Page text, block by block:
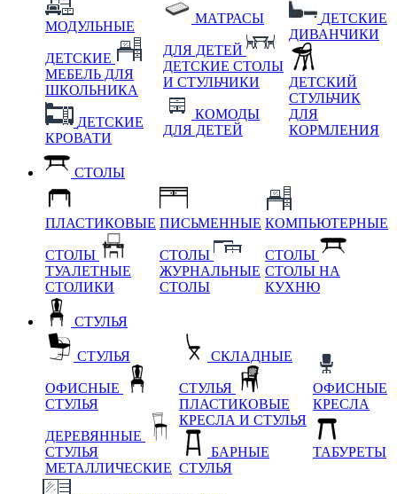
МОДУЛЬНЫЕ
ДЕТСКИЕ
МЕБЕЛЬ ДЛЯ
ШКОЛЬНИКА
ДЕТСКИЕ
КРОВАТИ
МАТРАСЫ
ДЛЯ ДЕТЕЙ
ДЕТСКИЕ СТОЛЫ
И СТУЛЬЧИКИ
КОМОДЫ
ДЛЯ ДЕТЕЙ
ДЕТСКИЕ
ДИВАНЧИКИ
ДЕТСКИЙ
СТУЛЬЧИК
ДЛЯ
КОРМЛЕНИЯ
СТОЛЫ
ПЛАСТИКОВЫЕ
СТОЛЫ
ТУАЛЕТНЫЕ
СТОЛИКИ
ПИСЬМЕННЫЕ
СТОЛЫ
ЖУРНАЛЬНЫЕ
СТОЛЫ
КОМПЬЮТЕРНЫЕ
СТОЛЫ
СТОЛЫ НА
КУХНЮ
СТУЛЬЯ
СТУЛЬЯ
ОФИСНЫЕ
СТУЛЬЯ
ДЕРЕВЯННЫЕ
СТУЛЬЯ
МЕТАЛЛИЧЕСКИЕ
СКЛАДНЫЕ
СТУЛЬЯ
ПЛАСТИКОВЫЕ
КРЕСЛА И СТУЛЬЯ
БАРНЫЕ
СТУЛЬЯ
ОФИСНЫЕ
КРЕСЛА
ТАБУРЕТЫ